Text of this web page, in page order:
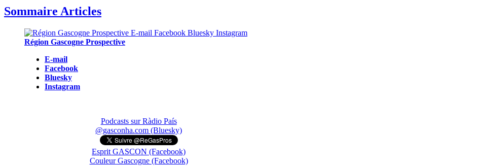
Sommaire Articles
Région Gascogne Prospective
E-mail
Facebook
Bluesky
Instagram
Podcasts sur Ràdio País
@gasconha.com (Bluesky)
Esprit GASCON (Facebook)
Couleur Gascogne (Facebook)